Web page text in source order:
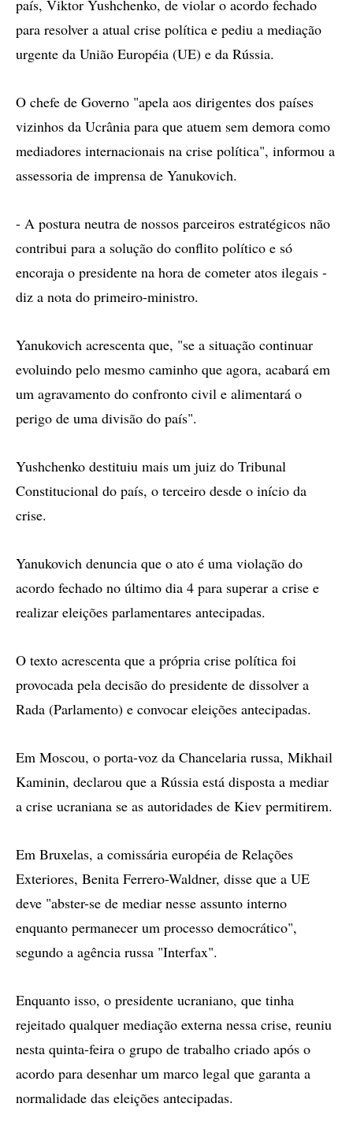
país, Viktor Yushchenko, de violar o acordo fechado
para resolver a atual crise política e pediu a mediação
urgente da União Européia (UE) e da Rússia.
O chefe de Governo "apela aos dirigentes dos países
vizinhos da Ucrânia para que atuem sem demora como
mediadores internacionais na crise política", informou a
assessoria de imprensa de Yanukovich.
- A postura neutra de nossos parceiros estratégicos não
contribui para a solução do conflito político e só
encoraja o presidente na hora de cometer atos ilegais -
diz a nota do primeiro-ministro.
Yanukovich acrescenta que, "se a situação continuar
evoluindo pelo mesmo caminho que agora, acabará em
um agravamento do confronto civil e alimentará o
perigo de uma divisão do país".
Yushchenko destituiu mais um juiz do Tribunal
Constitucional do país, o terceiro desde o início da
crise.
Yanukovich denuncia que o ato é uma violação do
acordo fechado no último dia 4 para superar a crise e
realizar eleições parlamentares antecipadas.
O texto acrescenta que a própria crise política foi
provocada pela decisão do presidente de dissolver a
Rada (Parlamento) e convocar eleições antecipadas.
Em Moscou, o porta-voz da Chancelaria russa, Mikhail
Kaminin, declarou que a Rússia está disposta a mediar
a crise ucraniana se as autoridades de Kiev permitirem.
Em Bruxelas, a comissária européia de Relações
Exteriores, Benita Ferrero-Waldner, disse que a UE
deve "abster-se de mediar nesse assunto interno
enquanto permanecer um processo democrático",
segundo a agência russa "Interfax".
Enquanto isso, o presidente ucraniano, que tinha
rejeitado qualquer mediação externa nessa crise, reuniu
nesta quinta-feira o grupo de trabalho criado após o
acordo para desenhar um marco legal que garanta a
normalidade das eleições antecipadas.